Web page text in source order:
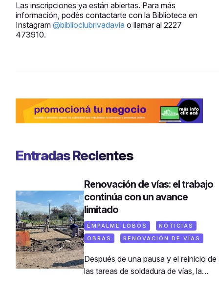
Las inscripciones ya están abiertas. Para más
información, podés contactarte con la Biblioteca en
Instagram @biblioclubrivadavia o llamar al 2227
473910.
Entradas Recientes
Renovación de vías: el trabajo
continúa con un avance
limitado
EMPALME LOBOS
NOTICIAS
OBRAS
RENOVACIÓN DE VÍAS
Después de una pausa y el reinicio de
las tareas de soldadura de vías, la